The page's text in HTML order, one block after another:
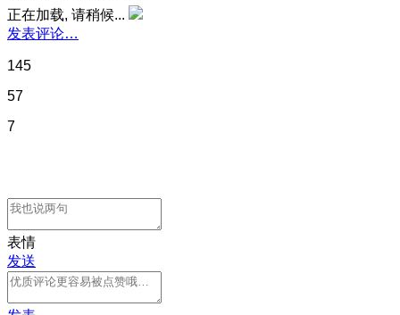
正在加载, 请稍候...
发表评论…
145
57
7
表情
发送